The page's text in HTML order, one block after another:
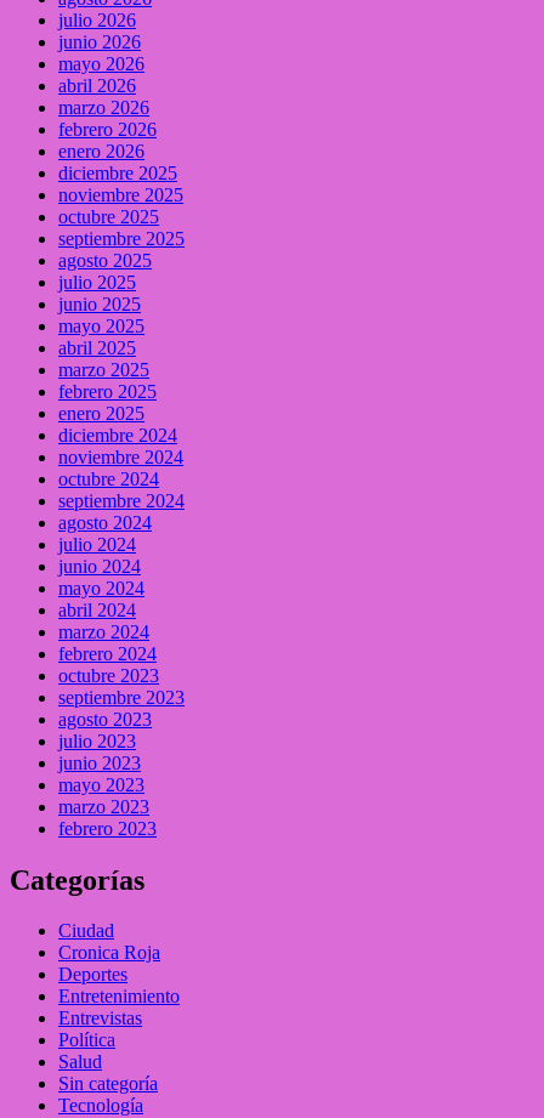
julio 2026
junio 2026
mayo 2026
abril 2026
marzo 2026
febrero 2026
enero 2026
diciembre 2025
noviembre 2025
octubre 2025
septiembre 2025
agosto 2025
julio 2025
junio 2025
mayo 2025
abril 2025
marzo 2025
febrero 2025
enero 2025
diciembre 2024
noviembre 2024
octubre 2024
septiembre 2024
agosto 2024
julio 2024
junio 2024
mayo 2024
abril 2024
marzo 2024
febrero 2024
octubre 2023
septiembre 2023
agosto 2023
julio 2023
junio 2023
mayo 2023
marzo 2023
febrero 2023
Categorías
Ciudad
Cronica Roja
Deportes
Entretenimiento
Entrevistas
Política
Salud
Sin categoría
Tecnología